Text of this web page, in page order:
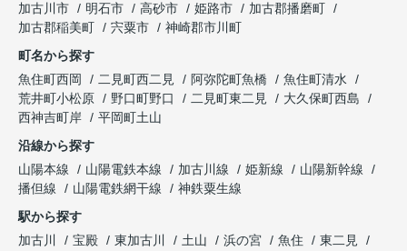
加古川市
明石市 高砂市 姫路市
加古郡播磨町
加古郡稲美町
宍粟市
神崎郡市川町
町名から探す
魚住町西岡
二見町西二見 阿弥陀町魚橋
魚住町清水
荒井町小松原
野口町野口 二見町東二見
大久保町西島
西神吉町岸
平岡町土山
沿線から探す
山陽本線
山陽電鉄本線 加古川線 姫新線
山陽新幹線
播但線
山陽電鉄網干線
神鉄粟生線
駅から探す
加古川
宝殿 東加古川 土山 浜の宮 魚住
東二見